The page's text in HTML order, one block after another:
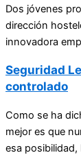
Dos jóvenes
dirección
innovadora
Seguridad
controlado
Como se ha
mejor es que
esa posibilidad,